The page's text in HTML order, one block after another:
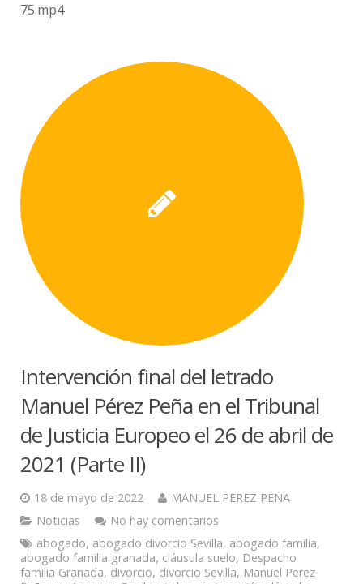
75.mp4
Intervención final del letrado
Manuel Pérez Peña en el Tribunal
de Justicia Europeo el 26 de abril de
2021 (Parte II)
18 de mayo de 2022
MANUEL PEREZ PEÑA
Noticias
No hay comentarios
abogado, abogado divorcio Sevilla, abogado familia,
abogado familia granada, cláusula suelo, Despacho
familia Granada, divorcio, divorcio Sevilla, Manuel Perez